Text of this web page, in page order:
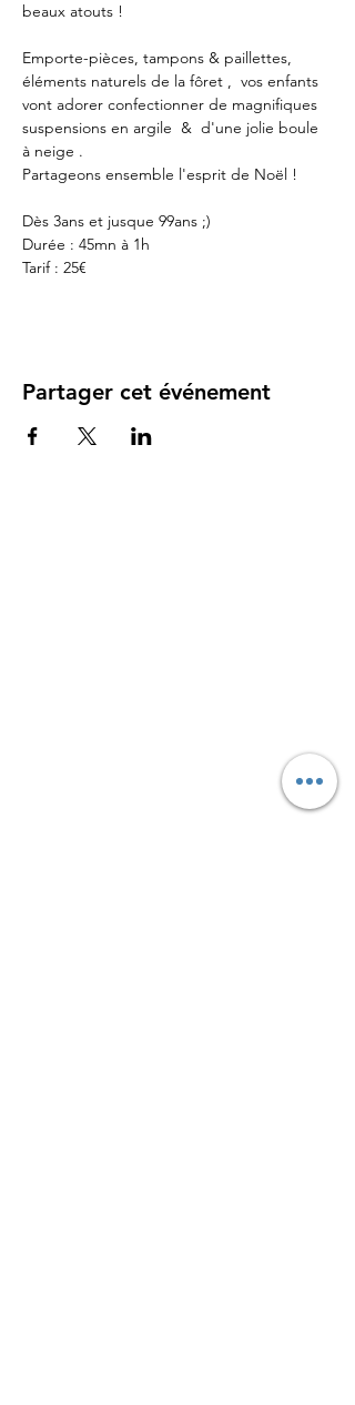
beaux atouts !
Emporte-pièces, tampons & paillettes,
éléments naturels de la fôret ,  vos enfants
vont adorer confectionner de magnifiques
suspensions en argile  &  d'une jolie boule
à neige .
Partageons ensemble l'esprit de Noël !
Dès 3ans et jusque 99ans ;)
Durée : 45mn à 1h
Tarif : 25€
Partager cet événement